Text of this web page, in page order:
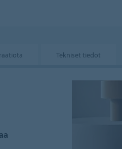
Tekniset tiedot